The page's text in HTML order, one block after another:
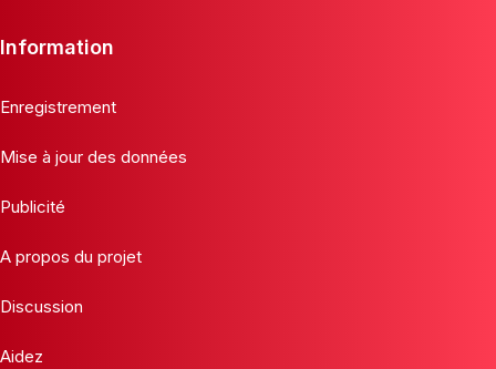
Information
Enregistrement
Mise à jour des données
Publicité
A propos du projet
Discussion
Aidez